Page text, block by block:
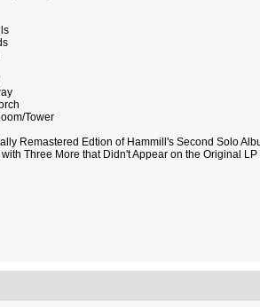
Tower
Remastered Edtion of Hammill's Second Solo
Three More that Didn't Appear on the Original